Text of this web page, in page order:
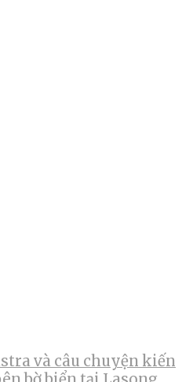
và câu chuyện kiến